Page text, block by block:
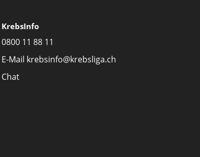
KrebsInfo
0800 11 88 11
E-Mail krebsinfo@krebsliga.ch
Chat